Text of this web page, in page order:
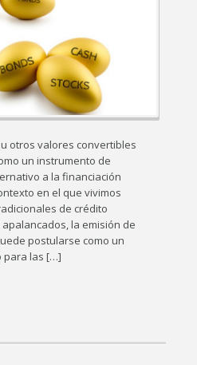
otros valores convertibles
un instrumento de
a la financiación
en el que vivimos
de crédito
la emisión de
postularse como un
para las […]